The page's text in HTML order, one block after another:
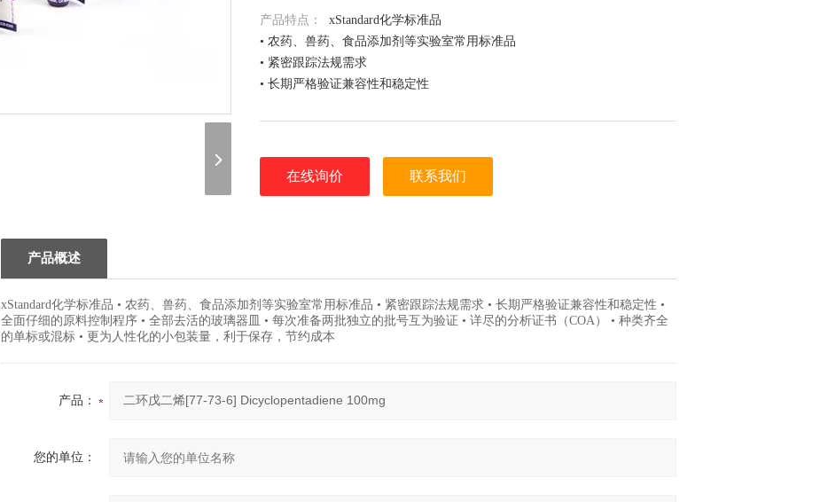
产品特点： xStandard化学标准品
• 农药、兽药、食品添加剂等实验室常用标准品
• 紧密跟踪法规需求
• 长期严格验证兼容性和稳定性
• 详尽的分析证书（COA）
在线询价 联系我们
产品概述
xStandard化学标准品 • 农药、兽药、食品添加剂等实验室常用标准品 • 紧密跟踪法规需求 • 长期严格验证兼容性和稳定性 •
全面仔细的原料控制程序 • 全部去活的玻璃器皿 • 每次准备两批独立的批号互为验证 • 详尽的分析证书（COA） • 种类齐全
的单标或混标 • 更为人性化的小包装量，利于保存，节约成本
产品：
您的单位：